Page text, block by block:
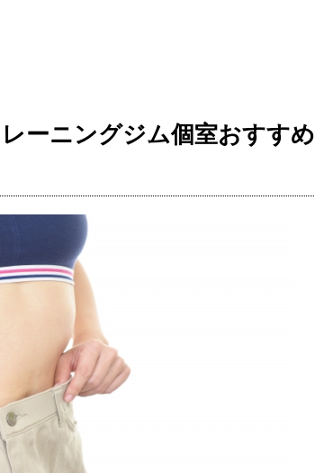
ーニングジム個室おすすめ